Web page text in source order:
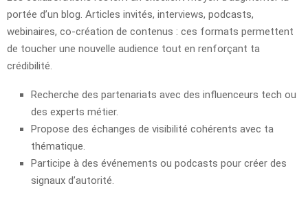
portée d’un blog. Articles invités, interviews, podcasts,
webinaires, co-création de contenus : ces formats permettent
de toucher une nouvelle audience tout en renforçant ta
crédibilité.
Recherche des partenariats avec des influenceurs tech ou
des experts métier.
Propose des échanges de visibilité cohérents avec ta
thématique.
Participe à des événements ou podcasts pour créer des
signaux d’autorité.